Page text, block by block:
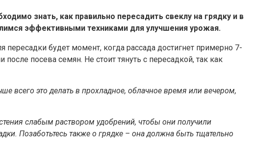
знать, как правильно пересадить свеклу на грядку и в
эффективными техниками для улучшения урожая.
будет момент, когда рассада достигнет примерно 7-
посева семян. Не стоит тянуть с пересадкой, так как
всего это делать в прохладное, облачное время или вечером,
слабым раствором удобрений, чтобы они получили
Позаботьтесь также о грядке – она должна быть тщательно